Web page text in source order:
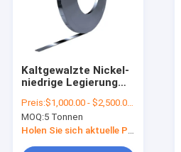
Kaltgewalzte Nickel-
niedrige Legierung
800 Blatt-Folien-
Spulen-Streifen
Inconel 718
Preis:$1,000.00 - $2,500.00/Tons
MOQ:5 Tonnen
Holen Sie sich aktuelle Preis